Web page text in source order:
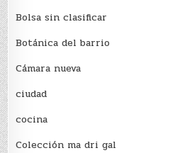
Bolsa sin clasificar
Botánica del barrio
Cámara nueva
ciudad
cocina
Colección ma dri gal